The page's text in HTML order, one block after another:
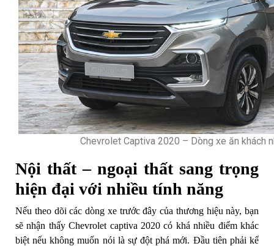
Chevrolet Captiva 2020 – Dòng xe ăn khách
Nội thất – ngoại thất sang trọng
hiện đại với nhiều tính năng
Nếu theo dõi các dòng xe trước đây của thương hiệu này, bạn
sẽ nhận thấy Chevrolet captiva 2020 có khá nhiều điểm khác
biệt nếu không muốn nói là sự đột phá mới. Đầu tiên phải kể